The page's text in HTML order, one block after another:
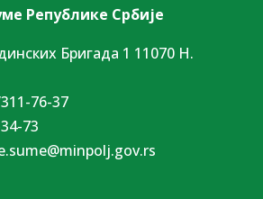
Републике Србије
Бригада 1 11070 Н.
76-37
73